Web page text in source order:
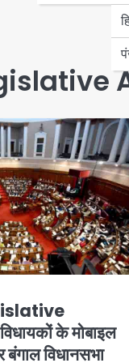
के मोबाइल
बंगाल विधानसभा